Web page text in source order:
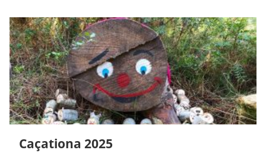
Caçationa 2025